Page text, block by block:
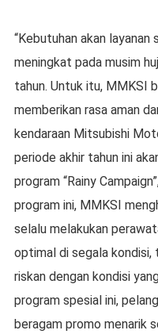
“Kebutuhan akan layanan
meningkat pada musim
tahun. Untuk itu, MMKSI
memberikan rasa aman
kendaraan Mitsubishi
periode akhir tahun ini
program “Rainy
program ini, MMKSI
selalu melakukan
optimal di segala kondisi,
riskan dengan kondisi
program spesial ini,
beragam promo menarik